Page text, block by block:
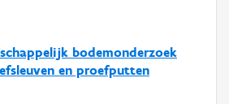
bodemonderzoek
en proefputten